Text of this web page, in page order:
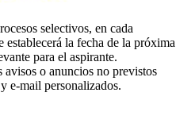
selectivos, en cada
establecerá la fecha de la próxima
para el aspirante.
o anuncios no previstos
e-mail personalizados.